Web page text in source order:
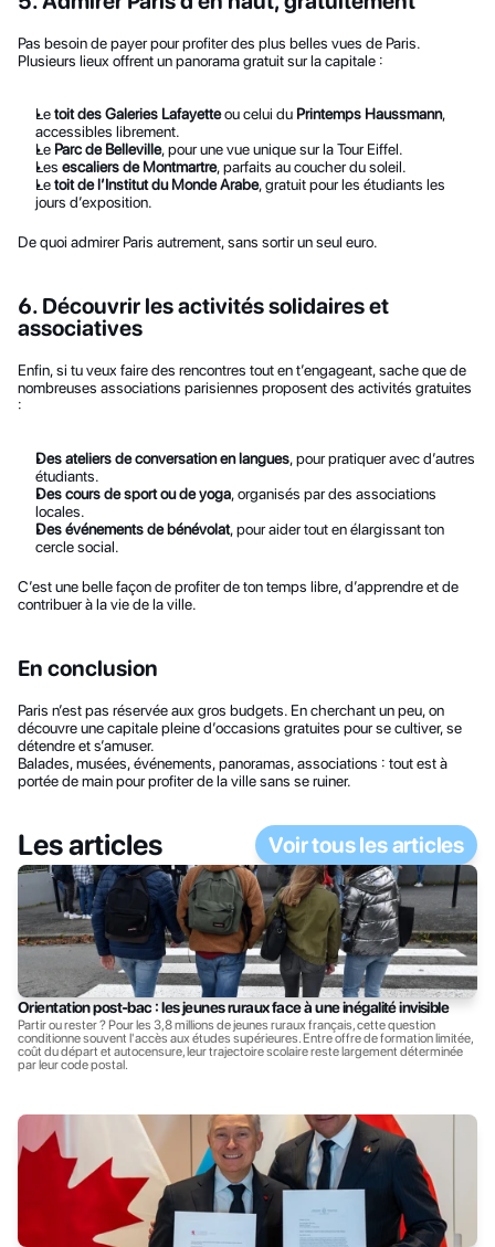
Pas besoin de payer pour profiter des plus belles vues de Paris.
Plusieurs lieux offrent un panorama gratuit sur la capitale :
Le toit des Galeries Lafayette ou celui du Printemps Haussmann,
accessibles librement.
Le Parc de Belleville, pour une vue unique sur la Tour Eiffel.
Les escaliers de Montmartre, parfaits au coucher du soleil.
Le toit de l’Institut du Monde Arabe, gratuit pour les étudiants les
jours d’exposition.
De quoi admirer Paris autrement, sans sortir un seul euro.
6. Découvrir les activités solidaires et
associatives
Enfin, si tu veux faire des rencontres tout en t’engageant, sache que de
nombreuses associations parisiennes proposent des activités gratuites
:
Des ateliers de conversation en langues, pour pratiquer avec d’autres
étudiants.
Des cours de sport ou de yoga, organisés par des associations
locales.
Des événements de bénévolat, pour aider tout en élargissant ton
cercle social.
C’est une belle façon de profiter de ton temps libre, d’apprendre et de
contribuer à la vie de la ville.
En conclusion
Paris n’est pas réservée aux gros budgets. En cherchant un peu, on
découvre une capitale pleine d’occasions gratuites pour se cultiver, se
détendre et s’amuser.
Balades, musées, événements, panoramas, associations : tout est à
portée de main pour profiter de la ville sans se ruiner.
Les articles Voir tous les articles
Orientation post-bac : les jeunes ruraux face à une inégalité invisible
Partir ou rester ? Pour les 3,8 millions de jeunes ruraux français, cette question
conditionne souvent l'accès aux études supérieures. Entre offre de formation limitée,
coût du départ et autocensure, leur trajectoire scolaire reste largement déterminée
par leur code postal.